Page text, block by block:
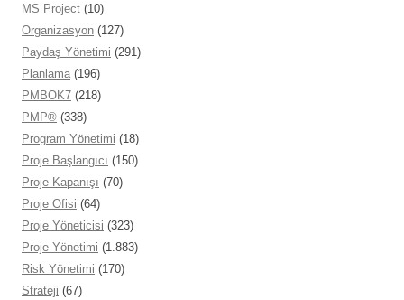
MS Project (10)
Organizasyon (127)
Paydaş Yönetimi (291)
Planlama (196)
PMBOK7 (218)
PMP® (338)
Program Yönetimi (18)
Proje Başlangıcı (150)
Proje Kapanışı (70)
Proje Ofisi (64)
Proje Yöneticisi (323)
Proje Yönetimi (1.883)
Risk Yönetimi (170)
Strateji (67)